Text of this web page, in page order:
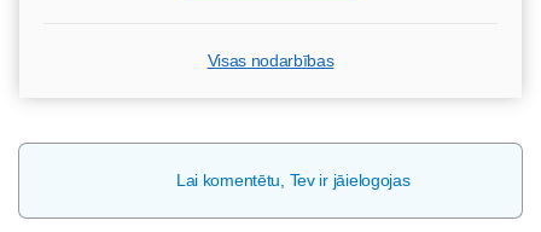
Visas nodarbības
Lai komentētu, Tev ir jāielogojas